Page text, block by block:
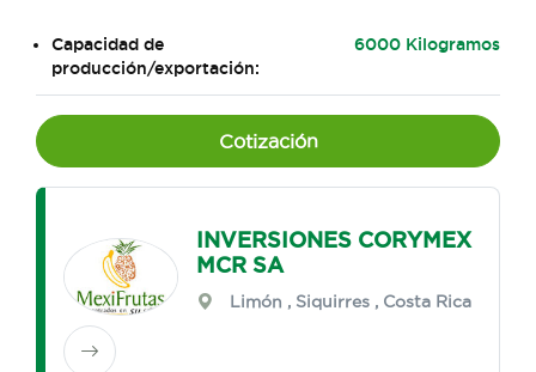
Capacidad de
producción/exportación:
6000 Kilogramos
Cotización
INVERSIONES CORYMEX
MCR SA
Limón , Siquirres , Costa Rica